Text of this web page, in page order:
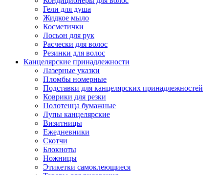
Гели для душа
Жидкое мыло
Косметички
Лосьон для рук
Расчески для волос
Резинки для волос
Канцелярские принадлежности
Лазерные указки
Пломбы номерные
Подставки для канцелярских принадлежностей
Коврики для резки
Полотенца бумажные
Лупы канцелярские
Визитницы
Ежедневники
Скотчи
Блокноты
Ножницы
Этикетки самоклеющиеся